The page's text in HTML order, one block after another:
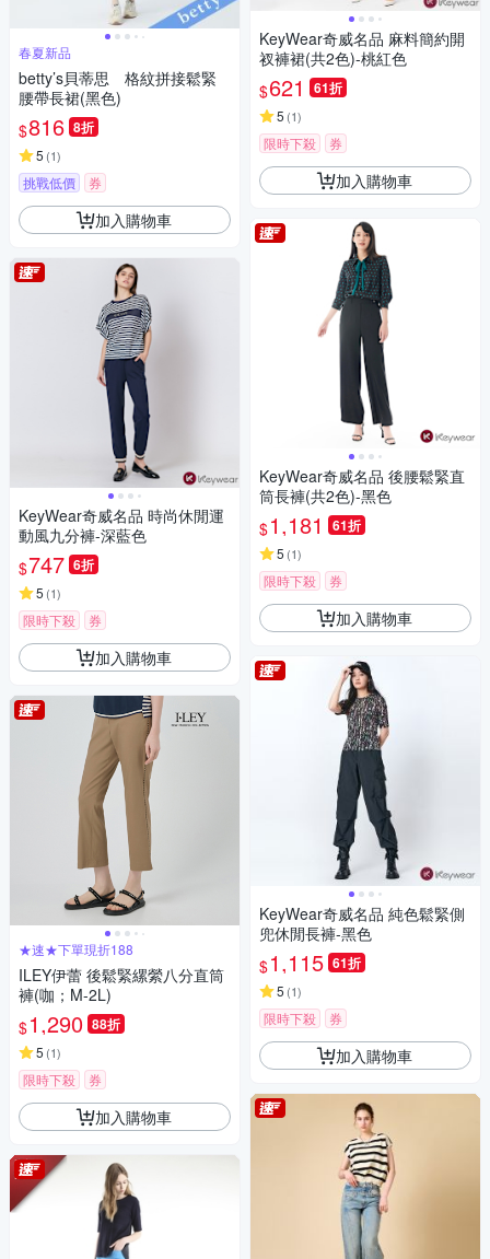
春夏新品
betty’s貝蒂思 格紋拼接鬆緊
腰帶長裙(黑色)
$816 8折
5 (1)
挑戰低價 券
加入購物車
KeyWear奇威名品 時尚休閒運
動風九分褲-深藍色
$747 6折
5 (1)
限時下殺 券
加入購物車
★速★下單現折188
ILEY伊蕾 後鬆緊縲縈八分直筒
褲(咖；M-2L)
$1,290 88折
5 (1)
限時下殺 券
加入購物車
KeyWear奇威名品 麻料簡約開
衩褲裙(共2色)-桃紅色
$621 61折
5 (1)
限時下殺 券
加入購物車
KeyWear奇威名品 後腰鬆緊直
筒長褲(共2色)-黑色
$1,181 61折
5 (1)
限時下殺 券
加入購物車
KeyWear奇威名品 純色鬆緊側
兜休閒長褲-黑色
$1,115 61折
5 (1)
限時下殺 券
加入購物車